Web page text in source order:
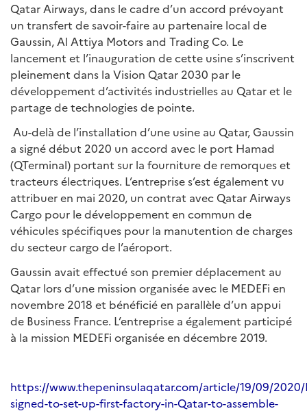
Qatar Airways, dans le cadre d’un accord prévoyant
un transfert de savoir-faire au partenaire local de
Gaussin, Al Attiya Motors and Trading Co. Le
lancement et l’inauguration de cette usine s’inscrivent
pleinement dans la Vision Qatar 2030 par le
développement d’activités industrielles au Qatar et le
partage de technologies de pointe.
Au-delà de l’installation d’une usine au Qatar, Gaussin
a signé début 2020 un accord avec le port Hamad
(QTerminal) portant sur la fourniture de remorques et
tracteurs électriques. L’entreprise s’est également vu
attribuer en mai 2020, un contrat avec Qatar Airways
Cargo pour le développement en commun de
véhicules spécifiques pour la manutention de charges
du secteur cargo de l’aéroport.
Gaussin avait effectué son premier déplacement au
Qatar lors d’une mission organisée avec le MEDEFi en
novembre 2018 et bénéficié en parallèle d’un appui
de Business France. L’entreprise a également participé
à la mission MEDEFi organisée en décembre 2019.
https://www.thepeninsulaqatar.com/article/19/09/2020/
signed-to-set-up-first-factory-in-Qatar-to-assemble-